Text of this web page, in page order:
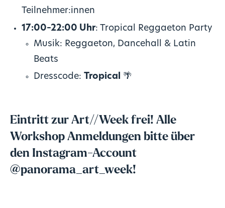
Teilnehmer:innen
17:00–22:00 Uhr: Tropical Reggaeton Party
Musik: Reggaeton, Dancehall & Latin
Beats
Dresscode: Tropical 🌴
Eintritt zur Art//Week frei! Alle
Workshop Anmeldungen bitte über
den Instagram-Account
@panorama_art_week!